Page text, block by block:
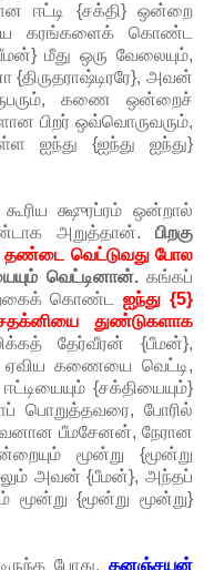
ஈட்டி {சக்தி} ஒன்றை
கரங்களைக் கொண்ட
மீது ஒரு வேலையும்,
{திருதராஷ்டிரரே}, அவன்
கணை ஒன்றைச்
பிறர் ஒவ்வொருவரும்,
ஐந்து {ஐந்து ஐந்து}
க்ஷுரப்ரம் ஒன்றால்
அறுத்தான். பிறகு
தண்டை வெட்டுவது போல
வெட்டினான்.கங்கப்
கொண்டஐந்து {5}
துண்டுகளாக
தேர்வீரன் {பீமன்},
ஏவிய கணையை வெட்டி,
{சக்தியையும்}
பொறுத்தவரை, போரில்
பீமசேனன், நேரான
மூன்று {மூன்று
அவன் {பீமன்}, அந்தப்
மூன்று {மூன்று மூன்று}
போது, தனஞ்சயன்